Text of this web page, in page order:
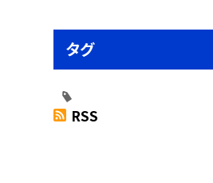
タグ
RSS